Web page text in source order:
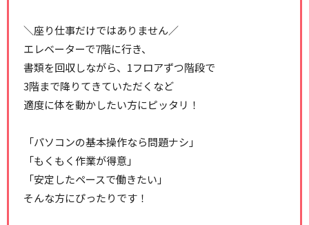
＼座り仕事だけではありません／
エレベーターで7階に行き、
書類を回収しながら、1フロアずつ階段で
3階まで降りてきていただくなど
適度に体を動かしたい方にピッタリ！
「パソコンの基本操作なら問題ナシ」
「もくもく作業が得意」
「安定したペースで働きたい」
そんな方にぴったりです！